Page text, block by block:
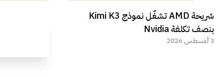
مراجعة شاملة لعملاق الألعاب
الجديد REDMAGIC 11 AIR
شريحة AMD تشغّل نموذج Kimi K3
بنصف تكلفة Nvidia
3 أغسطس 2026